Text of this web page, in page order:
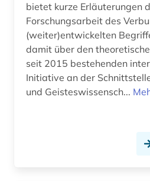
bietet kurze Erläuterungen
Forschungsarbeit des
(weiter)entwickelten
damit über den
seit 2015 bestehenden
Initiative an der
und Geisteswissensch...